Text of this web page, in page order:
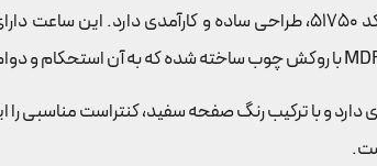
ساعت دیواری چوبی دایره ای کد 51750، طراحی ساده
و با ترکیب رنگ صفحه سفید، کنتراست مناسبی را